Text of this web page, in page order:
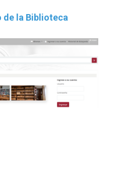
de la Biblioteca